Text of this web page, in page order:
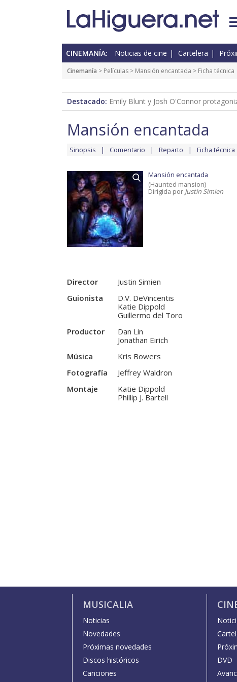
CINEMANÍA: Noticias de cine Cartelera
Cinemanía > Películas > Mansión encantada > Ficha técnica
Destacado: Emily Blunt y Josh O'Connor
Mansión encantada
Sinopsis Comentario Reparto Ficha técnica
Mansión encantada
(Haunted mansion)
Dirigida por Justin Simien
Director
Justin Simien
Guionista
D.V. DeVincentis
Katie Dippold
Guillermo del Toro
Productor
Dan Lin
Jonathan Eirich
Música
Kris Bowers
Fotografía
Jeffrey Waldron
Montaje
Katie Dippold
Phillip J. Bartell
MUSICALIA
Noticias
Novedades
Próximas novedades
Discos históricos
Canciones
DVD